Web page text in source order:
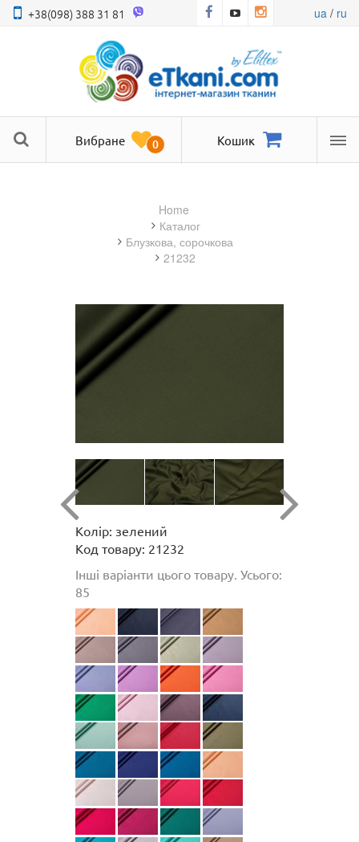
+38(098) 388 31 81 ua/ ru
Вибране 0 Кошик
Home
Каталог
блузкова, сорочкова
21232
Колір: зелений
Код товару: 21232
Інші варіанти цього товару. Усього:
85